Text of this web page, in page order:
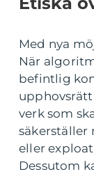
Med nya
När
befintlig
verk som
säkerställer
eller
Dessutom